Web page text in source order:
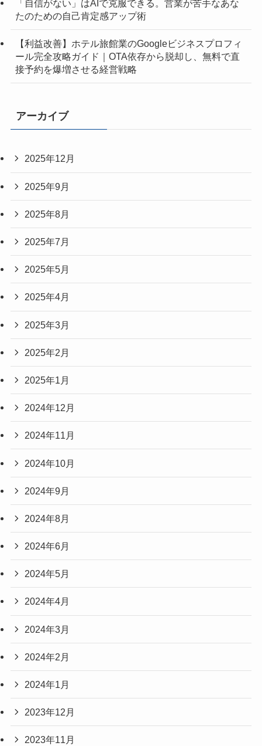
「自信がない」はAIで克服できる。営業が苦手なあな
たのための自己肯定感アップ術
【利益改善】ホテル旅館業のGoogleビジネスプロフィ
ール完全攻略ガイド｜OTA依存から脱却し、無料で直
接予約を爆増させる経営戦略
アーカイブ
2025年12月
2025年9月
2025年8月
2025年7月
2025年5月
2025年4月
2025年3月
2025年2月
2025年1月
2024年12月
2024年11月
2024年10月
2024年9月
2024年8月
2024年6月
2024年5月
2024年4月
2024年3月
2024年2月
2024年1月
2023年12月
2023年11月